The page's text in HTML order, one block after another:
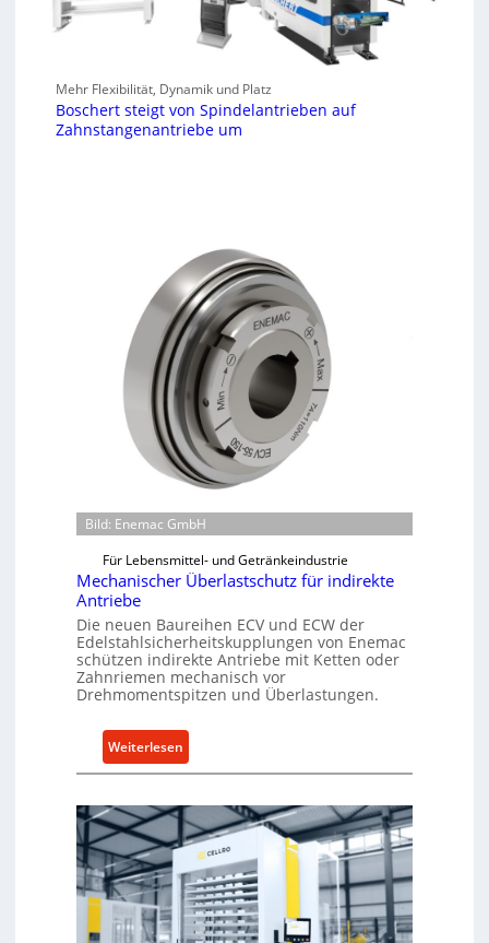
Mehr Flexibilität, Dynamik und Platz
Boschert steigt von Spindelantrieben auf
Zahnstangenantriebe um
Bild: Enemac GmbH
Für Lebensmittel- und Getränkeindustrie
Mechanischer Überlastschutz für indirekte
Antriebe
Die neuen Baureihen ECV und ECW der
Edelstahlsicherheitskupplungen von Enemac
schützen indirekte Antriebe mit Ketten oder
Zahnriemen mechanisch vor
Drehmomentspitzen und Überlastungen.
Weiterlesen:
M
c
h
n